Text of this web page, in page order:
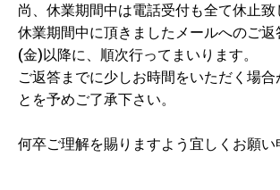
尚、休業期間中は電話受付も全て休止致
休業期間中に頂きましたメールへのご返
(金)以降に、順次行ってまいります。
ご返答までに少しお時間をいただく場合
とを予めご了承下さい。
何卒ご理解を賜りますよう宜しくお願い